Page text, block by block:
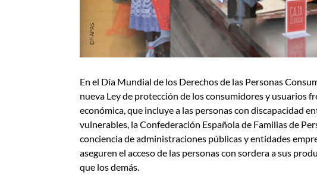
En el Día Mundial de los Derechos de las Personas
nueva Ley de protección de los consumidores y usuarios
económica, que incluye a las personas con discapacidad
vulnerables, la Confederación Española de Familias de
conciencia de administraciones públicas y entidades
aseguren el acceso de las personas con sordera a sus
que los demás.